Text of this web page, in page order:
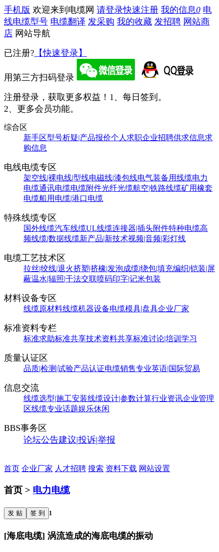
手机版 欢迎来到电缆网 请登录快速注册 我的信息0 电
线电缆型号 电缆翻译 发采购 我的收藏 发招聘 网站商
店 网站导航
已注册? 【快速登录】
用第三方扫码登录
注册登录，获取更多权益！ 1、每日签到。
2、更多会员功能。
综合区
新手区型号析疑|产品报价个人求职企业招聘供求信息求
购信息
电线电缆专区
架空线|裸电线|型线电磁线|漆包线电气装备用线缆电力
电缆通讯电缆电缆附件光纤光缆航空|铁路线缆矿用橡套
电缆船用电缆|港口电缆
特殊线缆专区
国外线缆汽车线缆UL线缆连接器|插头附件特种电缆高
频线缆|数据线缆新产品|新技术视频|音频|彩灯线
电缆工艺技术区
拉丝|绞线|退火挤塑|挤橡|发泡成缆|绕包|填充编织|铠装|屏
蔽温水|辐照|干法交联喷码印字|记米包装
材料设备专区
线缆原材料线缆机器设备电缆模具|盘具企业厂家
标准资料专栏
标准求助标准共享技术资料共享标准讨论|培训学习
质量认证区
品质|检测|试验产品认证电缆销售专业英语|国际贸易
信息交流
线缆选型|施工安装线缆设计|参数计算行业资讯企业管理
区线缆专业话题娱乐休闲
BBS事务区
论坛公告建议|投诉|举报
首页 企业厂家 人才招聘 搜索 资料下载 网站设置
首页 > 电力电缆
发 贴 签 到 1
[海底电缆] 涡流造成的海底电缆的振动